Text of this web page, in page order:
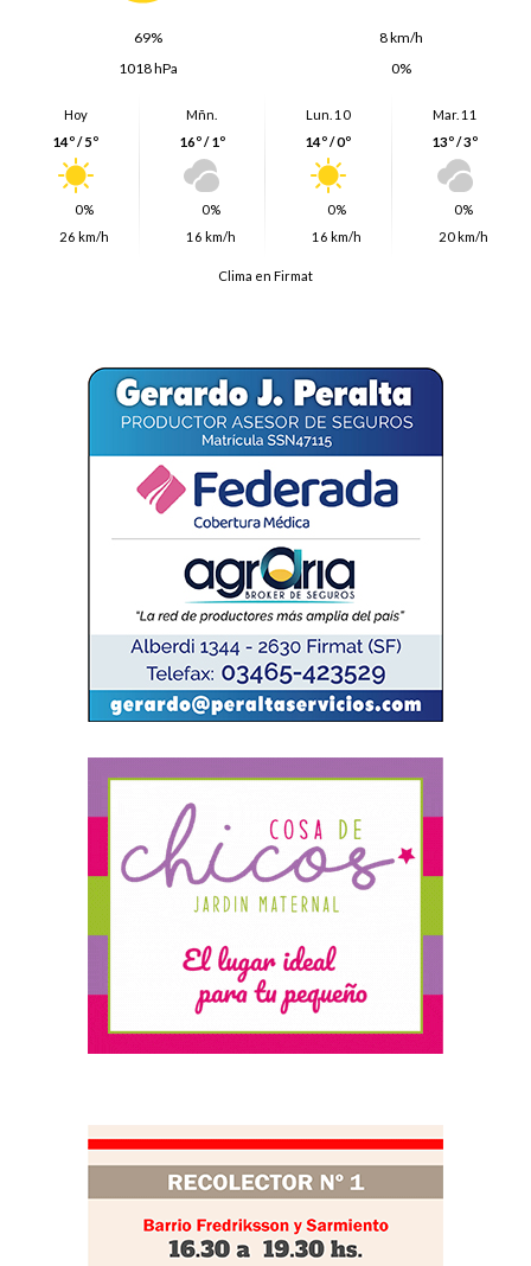
69%
8 km/h
1018 hPa
0%
Hoy
14º / 5º
0%
26 km/h
Mñn.
16º / 1º
0%
16 km/h
Lun. 10
14º / 0º
0%
16 km/h
Mar. 11
13º / 3º
0%
20 km/h
Clima en Firmat